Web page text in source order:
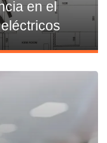
en el